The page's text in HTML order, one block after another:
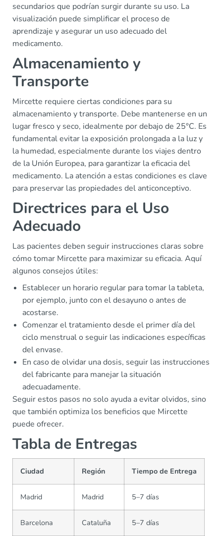
secundarios que podrían surgir durante su uso. La
visualización puede simplificar el proceso de
aprendizaje y asegurar un uso adecuado del
medicamento.
Almacenamiento y
Transporte
Mircette requiere ciertas condiciones para su
almacenamiento y transporte. Debe mantenerse en un
lugar fresco y seco, idealmente por debajo de 25°C. Es
fundamental evitar la exposición prolongada a la luz y
la humedad, especialmente durante los viajes dentro
de la Unión Europea, para garantizar la eficacia del
medicamento. La atención a estas condiciones es clave
para preservar las propiedades del anticonceptivo.
Directrices para el Uso
Adecuado
Las pacientes deben seguir instrucciones claras sobre
cómo tomar Mircette para maximizar su eficacia. Aquí
algunos consejos útiles:
Establecer un horario regular para tomar la tableta,
por ejemplo, junto con el desayuno o antes de
acostarse.
Comenzar el tratamiento desde el primer día del
ciclo menstrual o seguir las indicaciones específicas
del envase.
En caso de olvidar una dosis, seguir las instrucciones
del fabricante para manejar la situación
adecuadamente.
Seguir estos pasos no solo ayuda a evitar olvidos, sino
que también optimiza los beneficios que Mircette
puede ofrecer.
Tabla de Entregas
Ciudad Región Tiempo de Entrega
Madrid Madrid 5–7 días
Barcelona Cataluña 5–7 días